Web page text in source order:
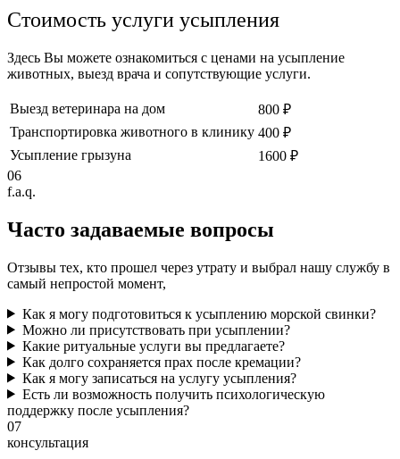
Стоимость услуги усыпления
Здесь Вы можете ознакомиться с ценами на усыпление
животных, выезд врача и сопутствующие услуги.
Выезд ветеринара на дом
800 ₽
Транспортировка животного в клинику 400 ₽
Усыпление грызуна
1600 ₽
06
f.a.q.
Часто задаваемые вопросы
Отзывы тех, кто прошел через утрату и выбрал нашу службу в
самый непростой момент,
Как я могу подготовиться к усыплению морской свинки?
Можно ли присутствовать при усыплении?
Какие ритуальные услуги вы предлагаете?
Как долго сохраняется прах после кремации?
Как я могу записаться на услугу усыпления?
Есть ли возможность получить психологическую
поддержку после усыпления?
07
консультация